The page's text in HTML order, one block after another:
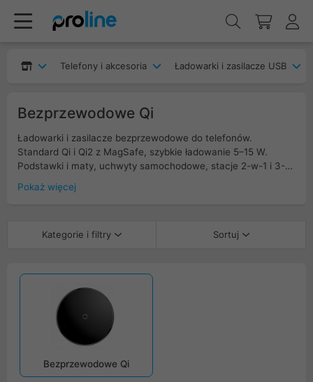
Telefony i akcesoria Ładowarki i zasilacze USB
Bezprzewodowe Qi
Ładowarki i zasilacze bezprzewodowe do telefonów.
Standard Qi i Qi2 z MagSafe, szybkie ładowanie 5–15 W.
Podstawki i maty, uchwyty samochodowe, stacje 2-w-1 i 3-
dzięki magnesom i wyrównaniu cewek, FOD i kontrola
Pokaż więcej
Kategorie i filtry Sortuj
Bezprzewodowe Qi